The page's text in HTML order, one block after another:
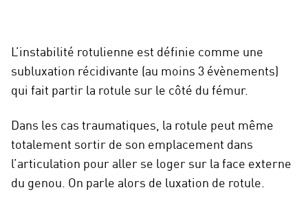
L’instabilité rotulienne est définie comme une
subluxation récidivante (au moins 3 évènements)
qui fait partir la rotule sur le côté du fémur.
Dans les cas traumatiques, la rotule peut même
totalement sortir de son emplacement dans
l’articulation pour aller se loger sur la face externe
du genou. On parle alors de luxation de rotule.